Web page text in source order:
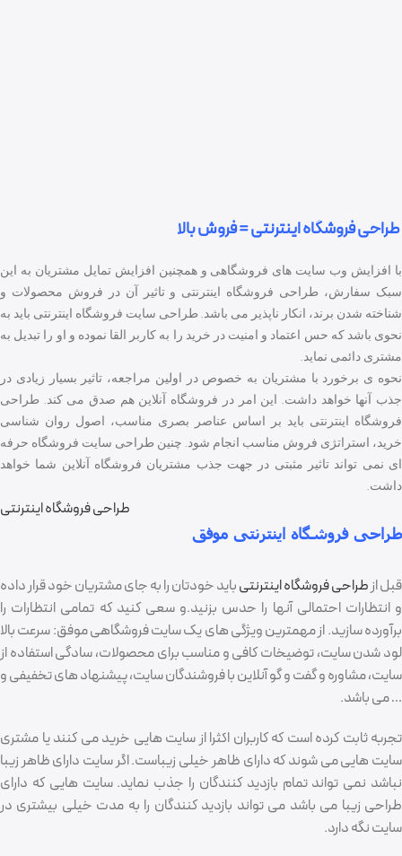
طراحی فروشگاه اینترنتی = فروش بالا
با افزایش وب سایت های فروشگاهی و همچنین افزایش تمایل مشتریان به این
سبک سفارش، طراحی فروشگاه اینترنتی و تاثیر آن در فروش محصولات و
شناخته شدن برند، انکار ناپذیر می باشد. طراحی سایت فروشگاه اینترنتی باید به
نحوی باشد که حس اعتماد و امنیت در خرید را به کاربر القا نموده و او را تبدیل به
مشتری دائمی نماید.
نحوه ی برخورد با مشتریان به خصوص در اولین مراجعه، تاثیر بسیار زیادی در
جذب آنها خواهد داشت. این امر در فروشگاه آنلاین هم صدق می کند. طراحی
فروشگاه اینترنتی باید بر اساس عناصر بصری مناسب، اصول روان شناسی
خرید، استراتژی فروش مناسب انجام شود. چنین طراحی سایت فروشگاه حرفه
ای نمی تواند تاثیر مثبتی در جهت جذب مشتریان فروشگاه آنلاین شما خواهد
داشت.
طراحی فروشگاه اینترنتی
طراحی فروشگاه اینترنتی موفق
قبل از طراحی فروشگاه اینترنتیباید خودتان را به جای مشتریان خود قرار داده
و انتظارات احتمالی آنها را حدس بزنید.و سعی کنید که تمامی انتظارات را
برآورده سازید. از مهمترین ویژگی های یک سایت فروشگاهی موفق: سرعت بالا
لود شدن سایت، توضیخات کافی و مناسب برای محصولات، سادگی استفاده از
سایت، مشاوره و گفت و گو آنلاین با فروشندگان سایت، پیشنهاد های تخفیفی و
… می باشد.
تجربه ثابت کرده است که کاربران اکثرا از سایت هایی خرید می کنند یا مشتری
سایت هایی می شوند که دارای ظاهر خیلی زیباست. اگر سایت دارای ظاهر زیبا
نباشد نمی تواند تمام بازدید کنندگان را جذب نماید. سایت هایی که دارای
طراحی زیبا می باشد می تواند بازدید کنندگان را به مدت خیلی بیشتری در
سایت نگه دارد.